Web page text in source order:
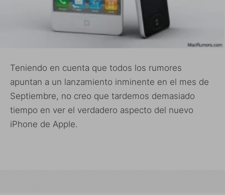
Teniendo en cuenta que todos los rumores
apuntan a un lanzamiento inminente en el mes de
Septiembre, no creo que tardemos demasiado
tiempo en ver el verdadero aspecto del nuevo
iPhone de Apple.